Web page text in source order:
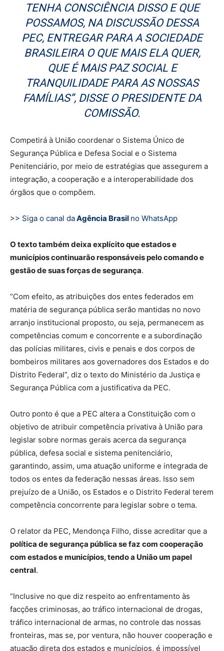
TENHA CONSCIÊNCIA DISSO E QUE
POSSAMOS, NA DISCUSSÃO DESSA
PEC, ENTREGAR PARA A SOCIEDADE
BRASILEIRA O QUE MAIS ELA QUER,
QUE É MAIS PAZ SOCIAL E
TRANQUILIDADE PARA AS NOSSAS
FAMÍLIAS”, DISSE O PRESIDENTE DA
COMISSÃO.
Competirá à União coordenar o Sistema Único de
Segurança Pública e Defesa Social e o Sistema
Penitenciário, por meio de estratégias que assegurem a
integração, a cooperação e a interoperabilidade dos
órgãos que o compõem.
>> Siga o canal daAgência Brasil no WhatsApp
O texto também deixa explícito que estados e
municípios continuarão responsáveis pelo comando e
gestão de suas forças de segurança.
“Com efeito, as atribuições dos entes federados em
matéria de segurança pública serão mantidas no novo
arranjo institucional proposto, ou seja, permanecem as
competências comum e concorrente e a subordinação
das polícias militares, civis e penais e dos corpos de
bombeiros militares aos governadores dos Estados e do
Distrito Federal”, diz o texto do Ministério da Justiça e
Segurança Pública com a justificativa da PEC.
Outro ponto é que a PEC altera a Constituição com o
objetivo de atribuir competência privativa à União para
legislar sobre normas gerais acerca da segurança
pública, defesa social e sistema penitenciário,
garantindo, assim, uma atuação uniforme e integrada de
todos os entes da federação nessas áreas. Isso sem
prejuízo de a União, os Estados e o Distrito Federal terem
competência concorrente para legislar sobre o tema.
O relator da PEC, Mendonça Filho, disse acreditar que a
política de segurança pública se faz com cooperação
com estados e municípios, tendo a União um papel
central.
“Inclusive no que diz respeito ao enfrentamento às
facções criminosas, ao tráfico internacional de drogas,
tráfico internacional de armas, no controle das nossas
fronteiras, mas se, por ventura, não houver cooperação e
atuação direta dos estados e municípios, é impossível